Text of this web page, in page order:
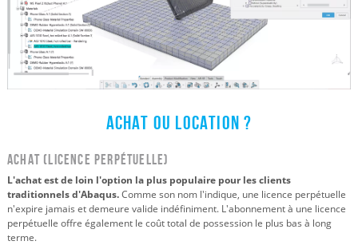
Achat ou location ?
Achat (Licence perpétuelle)
L'achat est de loin l'option la plus populaire pour les clients
traditionnels d'Abaqus.Comme son nom l'indique, une licence perpétuelle
n'expire jamais et demeure valide indéfiniment. L'abonnement à une licence
perpétuelle offre également le coût total de possession le plus bas à long
terme.